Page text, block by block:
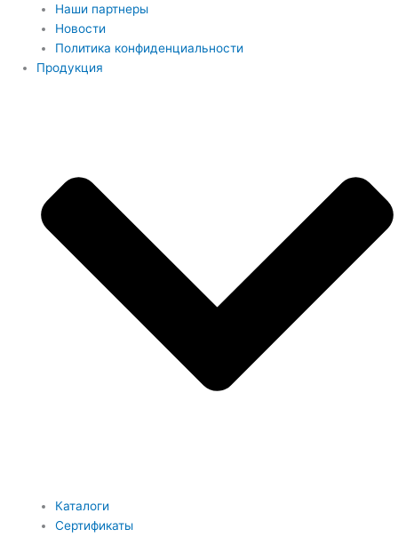
Наши партнеры
Новости
Политика конфиденциальности
Продукция
Каталоги
Сертификаты